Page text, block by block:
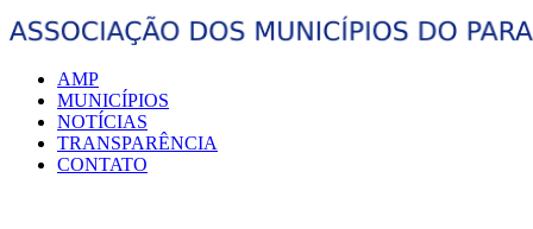
AMP
MUNICÍPIOS
NOTÍCIAS
TRANSPARÊNCIA
CONTATO